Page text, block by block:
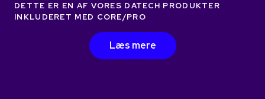
DETTE ER EN AF VORES DATECH PRODUKTER
INKLUDERET MED CORE/PRO
Læs mere